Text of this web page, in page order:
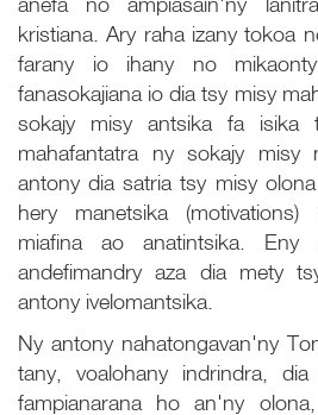
kristiana. Ary raha izany tokoa
farany io ihany no
fanasokajiana io dia tsy misy
sokajy misy antsika fa isika
mahafantatra ny sokajy misy
antony dia satria tsy misy
hery manetsika
miafina ao anatintsika.
andefimandry aza dia mety
antony ivelomantsika.
Ny antony nahatongavan'ny
tany, voalohany indrindra,
fampianarana ho an'ny